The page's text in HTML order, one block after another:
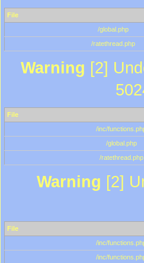
File
/global.php
/ratethread.php
Warning [2]
File
/inc/
/global.php
/ratethread.php
Warning [2]
File
/inc/
/inc/